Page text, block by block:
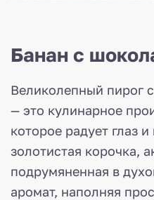
Банан с
Великолепный пирог
— это кулинарное
которое радует глаз
золотистая корочка,
подрумяненная в
аромат, наполняя